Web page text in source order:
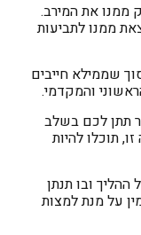
ממנו את המירב.
ממנו לתביעות
שממילא חייבים
והמקדמי.
תתן לכם בשלב
תוכלו להיות
ובו תנתן
על מנת למצות